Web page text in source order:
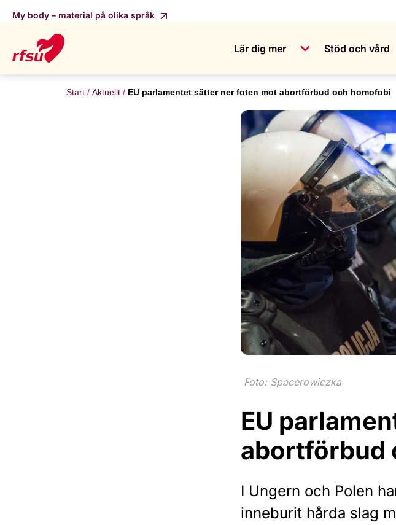
My body – material på olika språk
Lär dig mer Stöd och vård
Start Aktuellt EU parlamentet sätter ner foten mot abortförbud och homofobi
Foto: Spacerowiczka
EU
abortförbud
I Ungern och Polen
inneburit hårda slag